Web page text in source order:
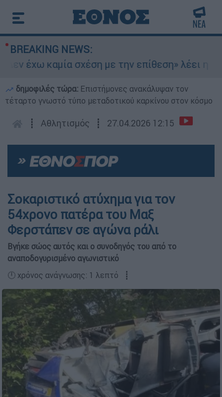
BREAKING NEWS:
έχω καμία σχέση με την επίθεση» λέει η
δημοφιλές τώρα: Επιστήμονες ανακάλυψαν τον
τέταρτο γνωστό τύπο μεταδοτικού καρκίνου στον κόσμο
┋ Αθλητισμός ┋ 27.04.2026 12:15
Σοκαριστικό ατύχημα για τον
54χρονο πατέρα του Μαξ
Φερστάπεν σε αγώνα ράλι
Βγήκε σώος αυτός και ο συνοδηγός του από το
αναποδογυρισμένο αγωνιστικό
🕛 χρόνος ανάγνωσης: 1 λεπτό ┋